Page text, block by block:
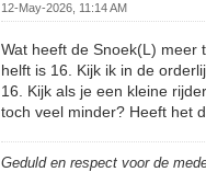
12-May-2026, 11:14 AM
Wat heeft de Snoek(L) meer
helft is 16. Kijk ik in de
16. Kijk als je een kleine
toch veel minder? Heeft het
Geduld en respect voor de